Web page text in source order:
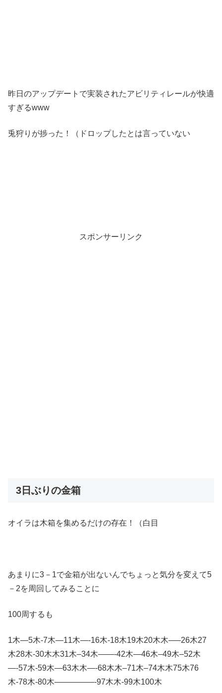
昨日のアップデートで実装されたアビリティレールが快適
すぎるwww
兎狩りが捗った！（ドロップしたとは言っていない
スポンサーリンク
3日ぶりの金箱
オイラは木箱を集めるだけの存在！（白目
あまりに3－1で金箱が出ないんでちょっと気分を変えて5
－2を周回してみることに
100周するも
1木—5木-7木—11木—-16木-18木19木20木木—–26木27
木28木-30木木31木–34木——-42木—46木–49木–52木
—-57木-59木—63木木—-68木木–71木–74木木75木76
木-78木-80木—————-97木木-99木100木